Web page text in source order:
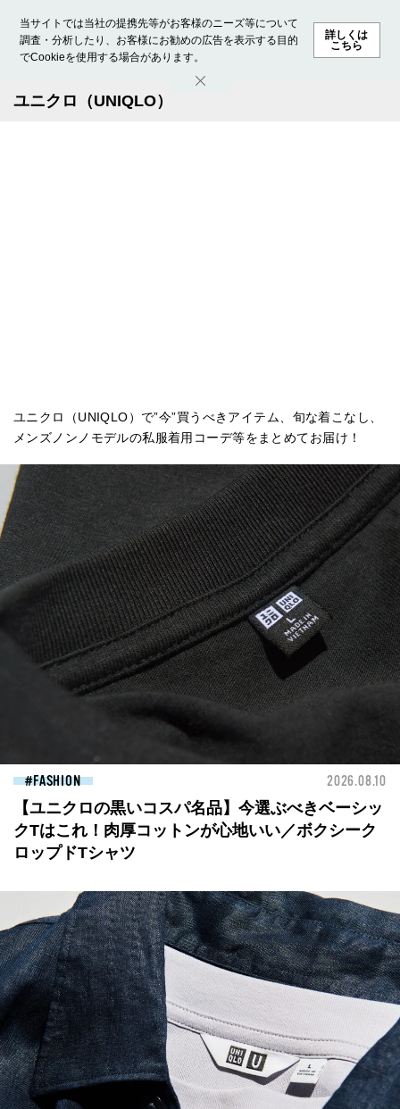
当サイトでは当社の提携先等がお客様のニーズ等について
調査・分析したり、お客様にお勧めの広告を表示する目的
でCookieを使用する場合があります。
詳しくは
こちら
ホーム モデル募集 ランキング ファッション ビューテ
ユニクロ（UNIQLO）
ユニクロ（UNIQLO）で”今”買うべきアイテム、旬な着こなし、
メンズノンノモデルの私服着用コーデ等をまとめてお届け！
FASHION 2026.08.10
【ユニクロの黒いコスパ名品】今選ぶべきベーシッ
クTはこれ！肉厚コットンが心地いい／ボクシーク
ロップドTシャツ